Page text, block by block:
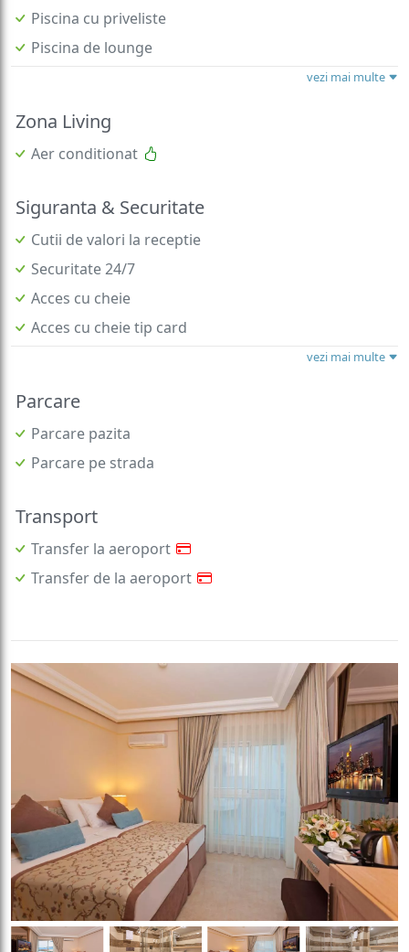
Piscina cu priveliste
Piscina de lounge
vezi mai multe
Zona Living
Aer conditionat
Siguranta & Securitate
Cutii de valori la receptie
Securitate 24/7
Acces cu cheie
Acces cu cheie tip card
vezi mai multe
Parcare
Parcare pazita
Parcare pe strada
Transport
Transfer la aeroport
Transfer de la aeroport